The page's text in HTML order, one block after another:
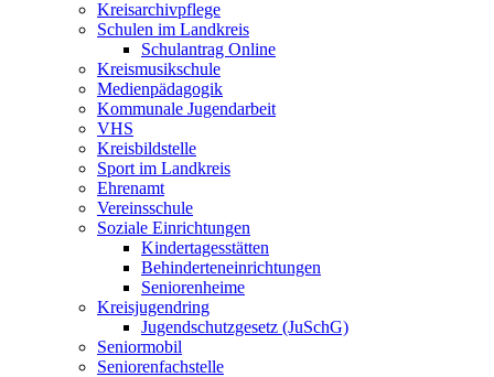
Kreisarchivpflege
Schulen im Landkreis
Schulantrag Online
Kreismusikschule
Medienpädagogik
Kommunale Jugendarbeit
VHS
Kreisbildstelle
Sport im Landkreis
Ehrenamt
Vereinsschule
Soziale Einrichtungen
Kindertagesstätten
Behinderteneinrichtungen
Seniorenheime
Kreisjugendring
Jugendschutzgesetz (JuSchG)
Seniormobil
Seniorenfachstelle